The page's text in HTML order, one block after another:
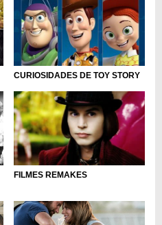
CURIOSIDADES DE TOY STORY
FILMES REMAKES